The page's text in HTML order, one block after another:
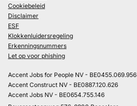
Cookiebeleid
Disclaimer
ESF
Klokkenluidersregeling
Erkenningsnummers
Let op voor phishing
Accent Jobs for People NV - BE0455.069.956
Accent Construct NV - BE0887.120.626
Accent Jobs NV - BE0654.755.146